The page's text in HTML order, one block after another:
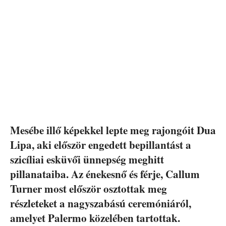
Mesébe illő képekkel lepte meg rajongóit Dua
Lipa, aki először engedett bepillantást a
szicíliai esküvői ünnepség meghitt
pillanataiba. Az énekesnő és férje, Callum
Turner most először osztottak meg
részleteket a nagyszabású ceremóniáról,
amelyet Palermo közelében tartottak.